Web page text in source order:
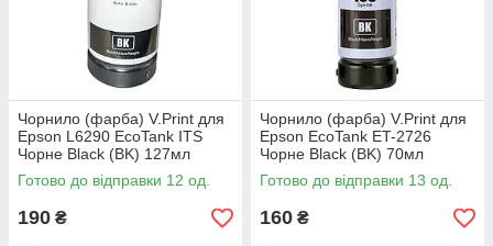
Чорнило (фарба) V.Print для
Epson L6290 EcoTank ITS
Чорне Black (BK) 127мл
Готово до відправки 12 од.
190 ₴
Чорнило (фарба) V.Print для
Epson EcoTank ET-2726
Чорне Black (BK) 70мл
Готово до відправки 13 од.
160 ₴